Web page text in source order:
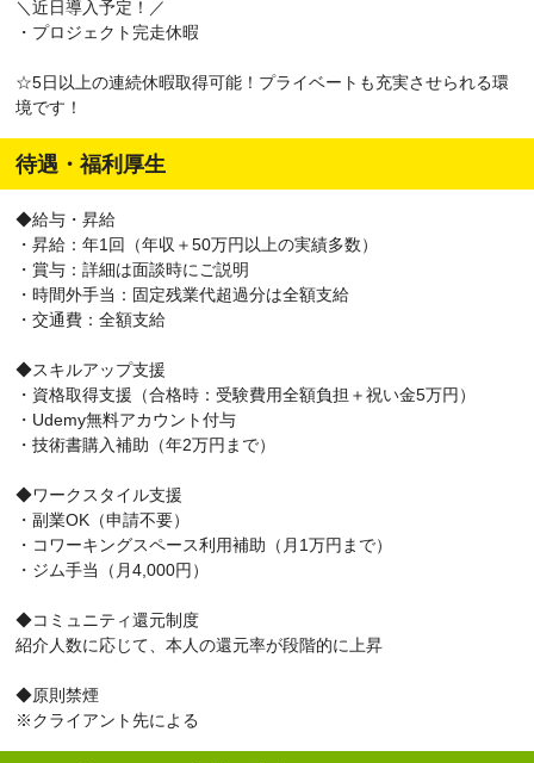
＼近日導入予定！／
・プロジェクト完走休暇
☆5日以上の連続休暇取得可能！プライベートも充実させられる環
境です！
待遇・福利厚生
◆給与・昇給
・昇給：年1回（年収＋50万円以上の実績多数）
・賞与：詳細は面談時にご説明
・時間外手当：固定残業代超過分は全額支給
・交通費：全額支給
◆スキルアップ支援
・資格取得支援（合格時：受験費用全額負担＋祝い金5万円）
・Udemy無料アカウント付与
・技術書購入補助（年2万円まで）
◆ワークスタイル支援
・副業OK（申請不要）
・コワーキングスペース利用補助（月1万円まで）
・ジム手当（月4,000円）
◆コミュニティ還元制度
紹介人数に応じて、本人の還元率が段階的に上昇
◆原則禁煙
※クライアント先による